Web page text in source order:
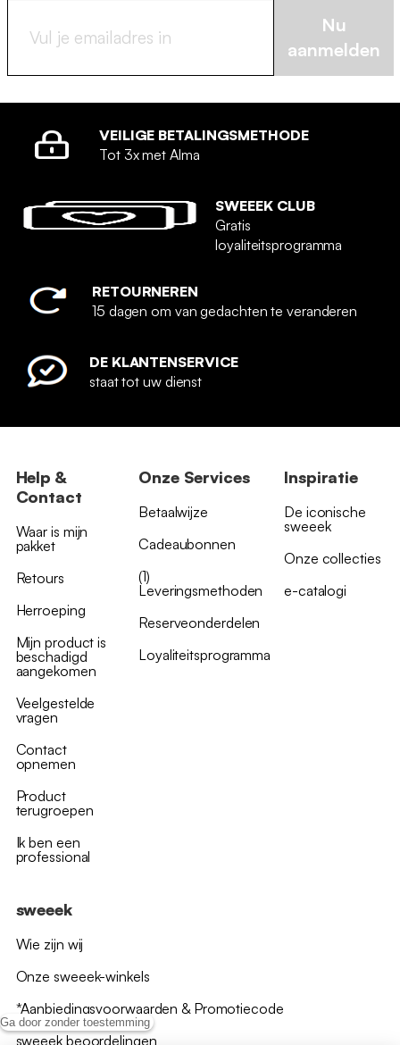
Ga door zonder toestemming
Nu
aanmelden
VEILIGE BETALINGSMETHODE
Tot 3x met Alma
SWEEEK CLUB
Gratis
loyaliteitsprogramma
RETOURNEREN
15 dagen om van gedachten te veranderen
DE KLANTENSERVICE
staat tot uw dienst
Help &
Contact
Waar is mijn
pakket
Retours
Herroeping
Mijn product is
beschadigd
aangekomen
Veelgestelde
vragen
Contact
opnemen
Product
terugroepen
Ik ben een
professional
Onze Services
Betaalwijze
Cadeaubonnen
(1)
Leveringsmethoden
Reserveonderdelen
Loyaliteitsprogramma
Inspiratie
De iconische
sweeek
Onze collecties
e-catalogi
sweeek
Wie zijn wij
Onze sweeek-winkels
*Aanbiedingsvoorwaarden & Promotiecode
sweeek beoordelingen